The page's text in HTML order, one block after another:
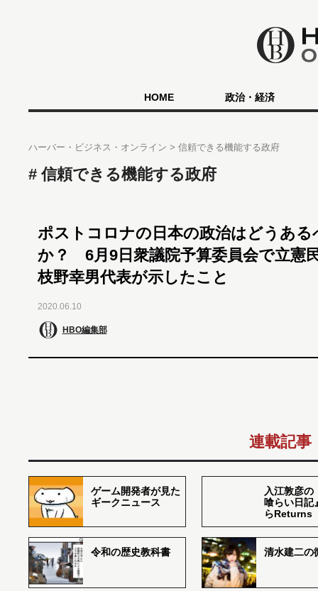
HOME 政治・経済
ハーバー・ビジネス・オンライン 信頼できる機能する政府
信頼できる機能する政府
ポストコロナの日本の政治はどうある
か？ 6月9日衆議院予算委員会で立憲
枝野幸男代表が示したこと
2020.06.10
HBO編集部
連載記事
ゲーム開発者が見た
ギークニュース
入江敦彦の
喰らい日記
らReturns
令和の歴史教科書 清水建二の